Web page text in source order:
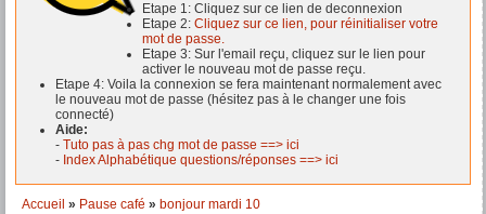
Etape 1: Cliquez sur ce lien de deconnexion
Etape 2: Cliquez sur ce lien, pour réinitialiser votre
mot de passe.
Etape 3: Sur l'email reçu, cliquez sur le lien pour
activer le nouveau mot de passe reçu.
Etape 4: Voila la connexion se fera maintenant normalement avec
le nouveau mot de passe (hésitez pas à le changer une fois
connecté)
Aide:
- Tuto pas à pas chg mot de passe ==> ici
- Index Alphabétique questions/réponses ==> ici
Accueil » Pause café » bonjour mardi 10